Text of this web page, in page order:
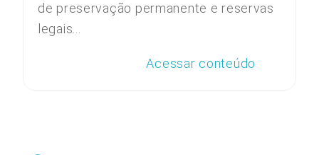
de preservação permanente e reservas
legais...
Acessar conteúdo